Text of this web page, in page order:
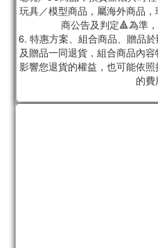
玩具／模型商品，屬海外商品
商公告及判定🔺為準
6. 特惠方案、組合商品、贈品
及贈品一同退貨，組合商品內
影響您退貨的權益，也可能依
的費